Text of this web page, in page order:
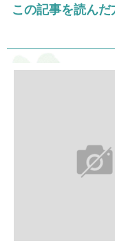
この記事を読ん